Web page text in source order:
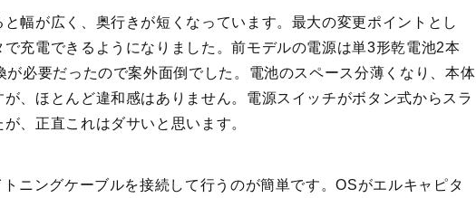
幅が広く、奥行きが短くなっています。最大の変更ポイントとし
充電できるようになりました。前モデルの電源は単3形乾電池2本
が必要だったので案外面倒でした。電池のスペース分薄くなり、本体
、ほとんど違和感はありません。電源スイッチがボタン式からスラ
、正直これはダサいと思います。
ニングケーブルを接続して行うのが簡単です。OSがエルキャピタ